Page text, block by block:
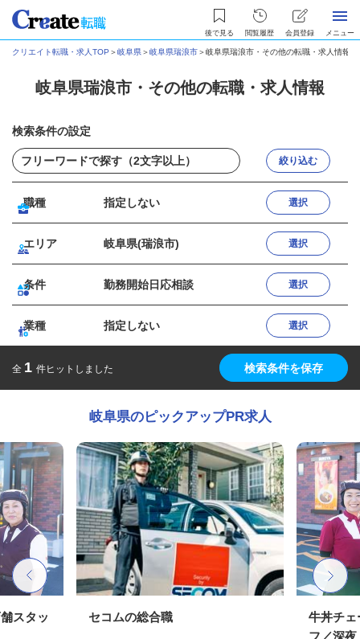
後で見る 閲覧履歴 会員登録 メニュー
クリエイト転職・求人TOP ＞岐阜県＞岐阜県瑞浪市＞岐阜県瑞浪市・その他の転職・求人情報
岐阜県瑞浪市・その他の転職・求人情報
検索条件の設定
絞り込む
職種 指定しない 選択
エリア 岐阜県(瑞浪市) 選択
条件 勤務開始日応相談 選択
業種 指定しない 選択
全 1 件ヒットしました 検索条件を保存
岐阜県のピックアップPR求人
スタッ セコムの総合職
牛丼チェ
フ／深夜